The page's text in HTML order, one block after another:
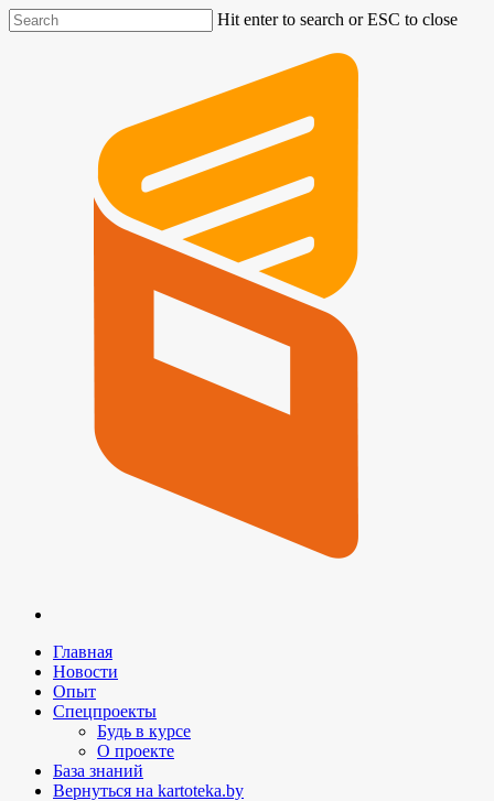
Hit enter to search or ESC to close
Главная
Новости
Опыт
Спецпроекты
Будь в курсе
О проекте
База знаний
Вернуться на kartoteka.by